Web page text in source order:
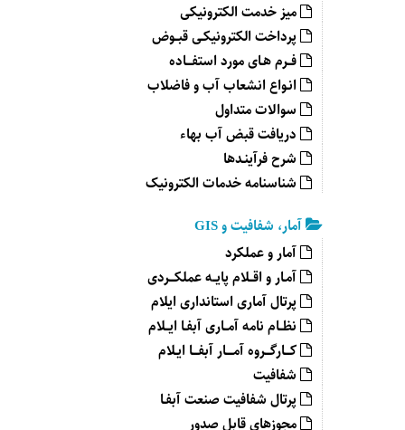
میز خدمت الکترونیکی
پرداخت الکترونیکـی قبــوض
فــرم هـای مورد استفـــاده
انـواع انشعاب آب و فاضلاب
سوالات متداول
دریافت قبض آب بهاء
شرح فرآینـدها
شناسنامه خدمات الکترونیک
آمار، شفافیت و GIS
آمار و عملکرد
آمـار و اقــلام پایــه عملکـــردی
پرتال آماری استانداری ایلام
نظــام نامه آمــاری آبفـا ایــلام
کـــارگـــروه آمــــار آبفـــا ایـلام
شفافیت
پرتال شفافیت صنعت آبفـا
مجوزهای قابل صدور